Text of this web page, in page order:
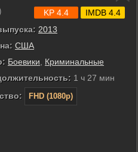
2013
США
Боевики, Криминальные
1 ч 27 мин
FHD (1080p)
KP 4.4 IMDB 4.4